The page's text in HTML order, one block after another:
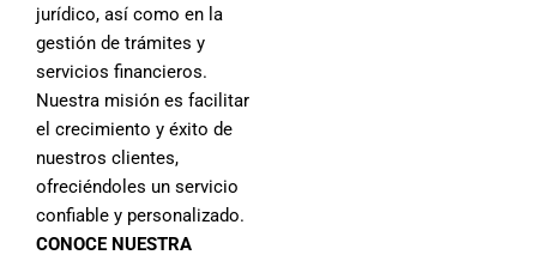
jurídico, así como en la
gestión de trámites y
servicios financieros.
Nuestra misión es facilitar
el crecimiento y éxito de
nuestros clientes,
ofreciéndoles un servicio
confiable y personalizado.
CONOCE NUESTRA